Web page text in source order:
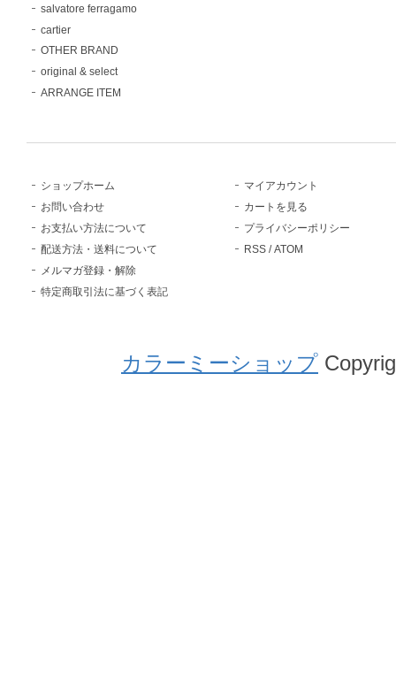
salvatore ferragamo
cartier
OTHER BRAND
original & select
ARRANGE ITEM
ショップホーム
お問い合わせ
お支払い方法について
配送方法・送料について
メルマガ登録・解除
特定商取引法に基づく表記
マイアカウント
カートを見る
プライバシーポリシー
RSS /ATOM
カラーミーショップ